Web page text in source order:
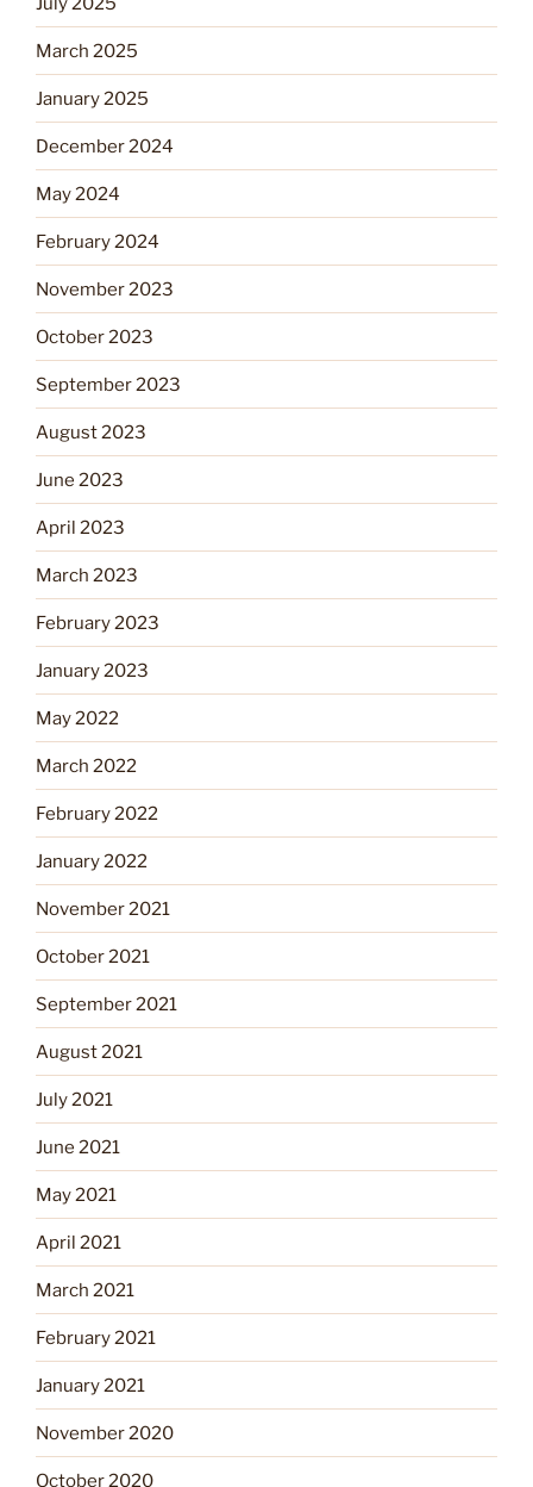
March 2025
January 2025
December 2024
May 2024
February 2024
November 2023
October 2023
September 2023
August 2023
June 2023
April 2023
March 2023
February 2023
January 2023
May 2022
March 2022
February 2022
January 2022
November 2021
October 2021
September 2021
August 2021
July 2021
June 2021
May 2021
April 2021
March 2021
February 2021
January 2021
November 2020
October 2020